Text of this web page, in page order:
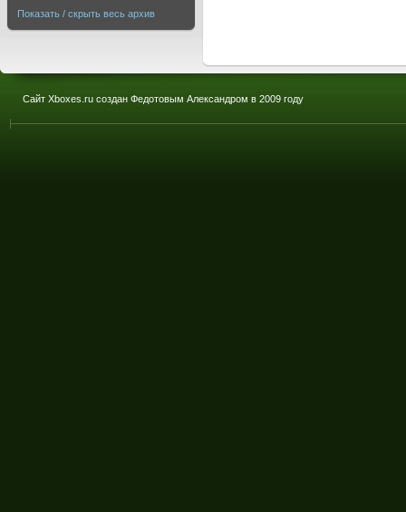
Показать / скрыть весь архив
Сайт Xboxes.ru создан Федотовым Александром в 2009 году